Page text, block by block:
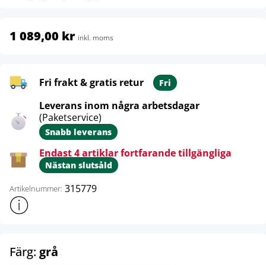
1 089,00 kr inkl. moms
Fri frakt & gratis retur Fri
Leverans inom några arbetsdagar
(Paketservice)
Snabb leverans
Endast 4 artiklar fortfarande tillgängliga
Nästan slutsåld
Artikelnummer: 315779
Visa mer produktinformation
Färg: grå